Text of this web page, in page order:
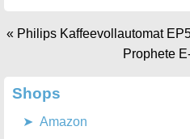
« Philips Kaffeevollautomat
Prophete
Shops
Amazon